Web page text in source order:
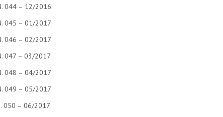
044 – 12/2016
045 – 01/2017
046 – 02/2017
047 – 03/2017
048 – 04/2017
049 – 05/2017
050 – 06/2017